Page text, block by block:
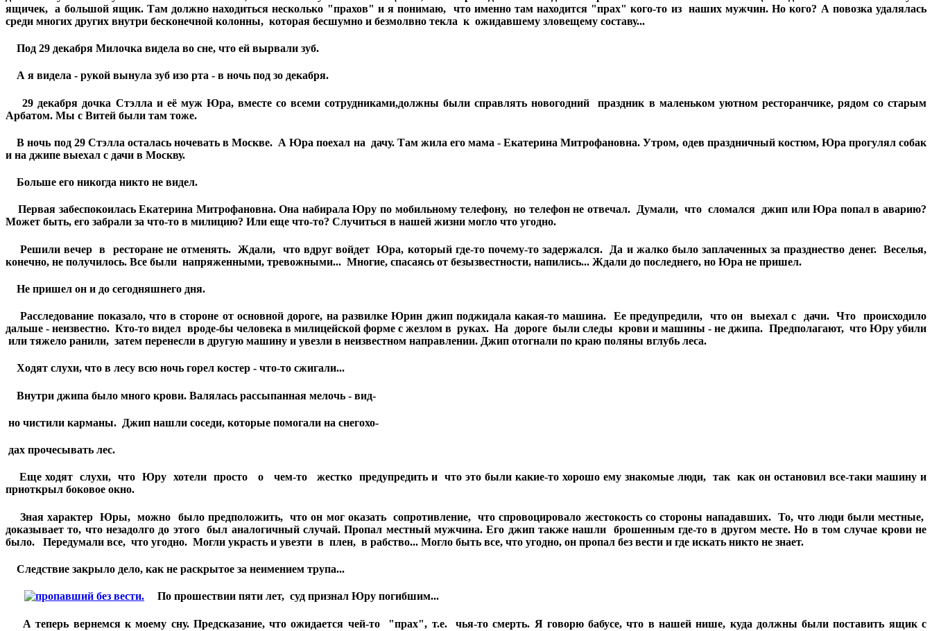
ящичек, а большой ящик. Там должно находиться несколько "прахов" и я понимаю, что именно там находится "прах" кого-то из наших мужчин. Но кого? А повозка удалялась
среди многих других внутри бесконечной колонны, которая бесшумно и безмолвно текла к ожидавшему зловещему составу...
Под 29 декабря Милочка видела во сне, что ей вырвали зуб.
А я видела - рукой вынула зуб изо рта - в ночь под зо декабря.
29 декабря дочка Стэлла и её муж Юра, вместе со всеми сотрудниками,должны были справлять новогодний праздник в маленьком уютном ресторанчике, рядом со старым
Арбатом. Мы с Витей были там тоже.
В ночь под 29 Стэлла осталась ночевать в Москве. А Юра поехал на дачу. Там жила его мама - Екатерина Митрофановна. Утром, одев праздничный костюм, Юра прогулял собак
и на джипе выехал с дачи в Москву.
Больше его никогда никто не видел.
Первая забеспокоилась Екатерина Митрофановна. Она набирала Юру по мобильному телефону, но телефон не отвечал. Думали, что сломался джип или Юра попал в аварию?
Может быть, его забрали за что-то в милицию? Или еще что-то? Случиться в нашей жизни могло что угодно.
Решили вечер в ресторане не отменять. Ждали, что вдруг войдет Юра, который где-то почему-то задержался. Да и жалко было заплаченных за празднество денег. Веселья,
конечно, не получилось. Все были напряженными, тревожными... Многие, спасаясь от безызвестности, напились... Ждали до последнего, но Юра не пришел.
Не пришел он и до сегодняшнего дня.
Расследование показало, что в стороне от основной дороге, на развилке Юрин джип поджидала какая-то машина. Ее предупредили, что он выехал с дачи. Что происходило
дальше - неизвестно. Кто-то видел вроде-бы человека в милицейской форме с жезлом в руках. На дороге были следы крови и машины - не джипа. Предполагают, что Юру убили
или тяжело ранили, затем перенесли в другую машину и увезли в неизвестном направлении. Джип отогнали по краю поляны вглубь леса.
Ходят слухи, что в лесу всю ночь горел костер - что-то сжигали...
Внутри джипа было много крови. Валялась рассыпанная мелочь - вид-
но чистили карманы. Джип нашли соседи, которые помогали на снегохо-
дах прочесывать лес.
Еще ходят слухи, что Юру хотели просто о чем-то жестко предупредить и что это были какие-то хорошо ему знакомые люди, так как он остановил все-таки машину и
приоткрыл боковое окно.
Зная характер Юры, можно было предположить, что он мог оказать сопротивление, что спровоцировало жестокость со стороны нападавших. То, что люди были местные,
доказывает то, что незадолго до этого был аналогичный случай. Пропал местный мужчина. Его джип также нашли брошенным где-то в другом месте. Но в том случае крови не
было. Передумали все, что угодно. Могли украсть и увезти в плен, в рабство... Могло быть все, что угодно, он пропал без вести и где искать никто не знает.
Следствие закрыло дело, как не раскрытое за неимением трупа...
По прошествии пяти лет, суд признал Юру погибшим...
А теперь вернемся к моему сну. Предсказание, что ожидается чей-то "прах", т.е. чья-то смерть. Я говорю бабусе, что в нашей нише, куда должны были поставить ящик с